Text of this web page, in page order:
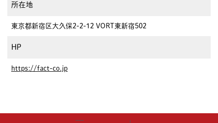
所在地
東京都新宿区大久保2-2-12 VORT東新宿502
HP
https://fact-co.jp